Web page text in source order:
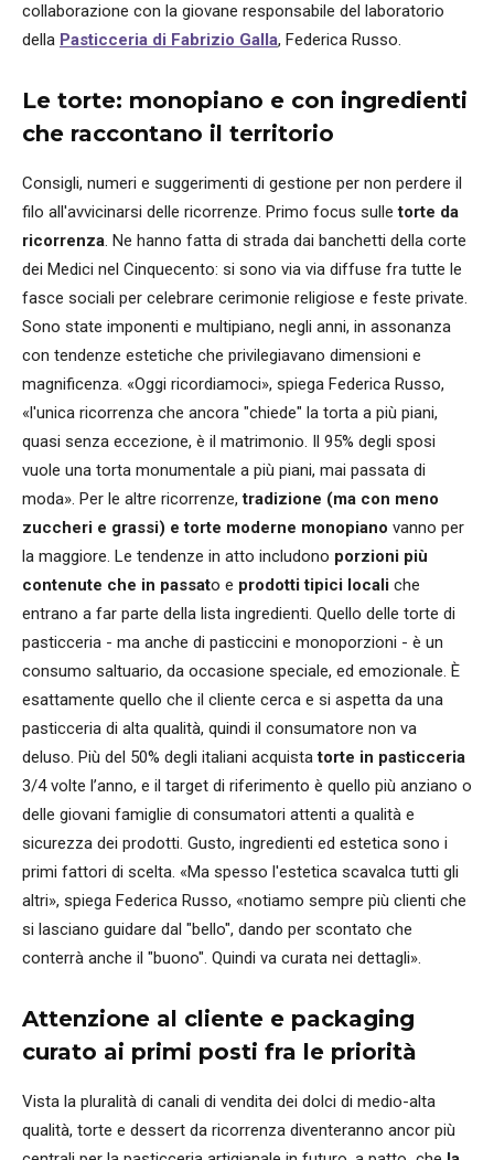
collaborazione con la giovane responsabile del laboratorio
della Pasticceria di Fabrizio Galla, Federica Russo.
Le torte: monopiano e con ingredienti
che raccontano il territorio
Consigli, numeri e suggerimenti di gestione per non perdere il
filo all'avvicinarsi delle ricorrenze. Primo focus sulletorte da
ricorrenza. Ne hanno fatta di strada dai banchetti della corte
dei Medici nel Cinquecento: si sono via via diffuse fra tutte le
fasce sociali per celebrare cerimonie religiose e feste private.
Sono state imponenti e multipiano, negli anni, in assonanza
con tendenze estetiche che privilegiavano dimensioni e
magnificenza. «Oggi ricordiamoci», spiega Federica Russo,
«l'unica ricorrenza che ancora "chiede" la torta a più piani,
quasi senza eccezione, è il matrimonio. Il 95% degli sposi
vuole una torta monumentale a più piani, mai passata di
moda». Per le altre ricorrenze,tradizione (ma con meno
zuccheri e grassi) e torte moderne monopiano vanno per
la maggiore. Le tendenze in atto includono porzioni più
contenute che in passato e prodotti tipici locali che
entrano a far parte della lista ingredienti. Quello delle torte di
pasticceria - ma anche di pasticcini e monoporzioni - è un
consumo saltuario, da occasione speciale, ed emozionale. È
esattamente quello che il cliente cerca e si aspetta da una
pasticceria di alta qualità, quindi il consumatore non va
deluso. Più del 50% degli italiani acquistatorte in pasticceria
3/4 volte l’anno, e il target di riferimento è quello più anziano o
delle giovani famiglie di consumatori attenti a qualità e
sicurezza dei prodotti. Gusto, ingredienti ed estetica sono i
primi fattori di scelta. «Ma spesso l'estetica scavalca tutti gli
altri», spiega Federica Russo, «notiamo sempre più clienti che
si lasciano guidare dal "bello", dando per scontato che
conterrà anche il "buono". Quindi va curata nei dettagli».
Attenzione al cliente e packaging
curato ai primi posti fra le priorità
Vista la pluralità di canali di vendita dei dolci di medio-alta
qualità, torte e dessert da ricorrenza diventeranno ancor più